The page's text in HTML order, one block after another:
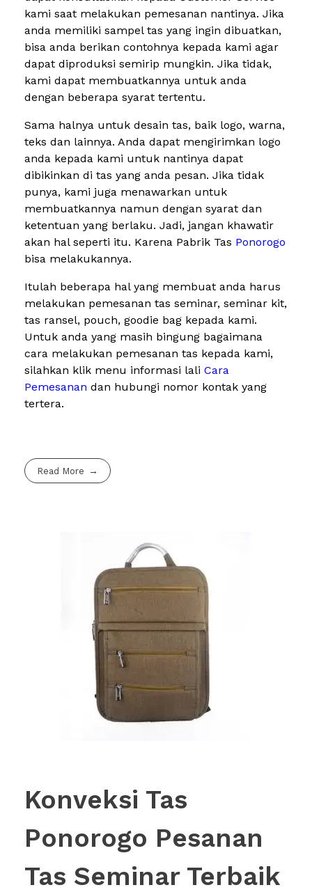
kami saat melakukan pemesanan nantinya. Jika
anda memiliki sampel tas yang ingin dibuatkan,
bisa anda berikan contohnya kepada kami agar
dapat diproduksi semirip mungkin. Jika tidak,
kami dapat membuatkannya untuk anda
dengan beberapa syarat tertentu.
Sama halnya untuk desain tas, baik logo, warna,
teks dan lainnya. Anda dapat mengirimkan logo
anda kepada kami untuk nantinya dapat
dibikinkan di tas yang anda pesan. Jika tidak
punya, kami juga menawarkan untuk
membuatkannya namun dengan syarat dan
ketentuan yang berlaku. Jadi, jangan khawatir
akan hal seperti itu. Karena Pabrik Tas Ponorogo
bisa melakukannya.
Itulah beberapa hal yang membuat anda harus
melakukan pemesanan tas seminar, seminar kit,
tas ransel, pouch, goodie bag kepada kami.
Untuk anda yang masih bingung bagaimana
cara melakukan pemesanan tas kepada kami,
silahkan klik menu informasi lali Cara
Pemesanan dan hubungi nomor kontak yang
tertera.
Read More
Konveksi Tas
Ponorogo Pesanan
Tas Seminar Terbaik